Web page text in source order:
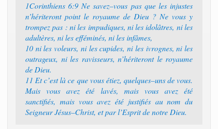
1Corinthiens 6:9 Ne savez–vous pas que les injustes
n’hériteront point le royaume de Dieu ? Ne vous y
trompez pas : ni les impudiques, ni les idolâtres, ni les
adultères, ni les efféminés, ni les infâmes,
10 ni les voleurs, ni les cupides, ni les ivrognes, ni les
outrageux, ni les ravisseurs, n’hériteront le royaume
de Dieu.
11 Et c’est là ce que vous étiez, quelques–uns de vous.
Mais vous avez été lavés, mais vous avez été
sanctifiés, mais vous avez été justifiés au nom du
Seigneur Jésus–Christ, et par l’Esprit de notre Dieu.